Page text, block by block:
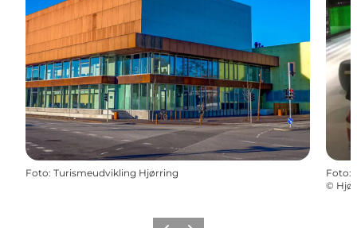
Foto: Turismeudvikling Hjørring Foto:
©